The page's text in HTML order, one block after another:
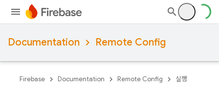
Documentation Remote Config
Firebase Documentation Remote Config 실행